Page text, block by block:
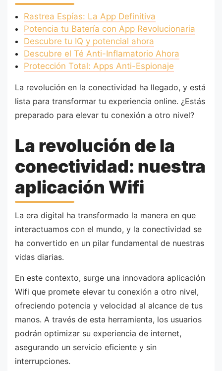
Rastrea Espías: La App Definitiva
Potencia tu Batería con App Revolucionaria
Descubre tu IQ y potencial ahora
Descubre el Té Anti-Inflamatorio Ahora
Protección Total: Apps Anti-Espionaje
La revolución en la conectividad ha llegado, y está
lista para transformar tu experiencia online. ¿Estás
preparado para elevar tu conexión a otro nivel?
La revolución de la
conectividad: nuestra
aplicación Wifi
La era digital ha transformado la manera en que
interactuamos con el mundo, y la conectividad se
ha convertido en un pilar fundamental de nuestras
vidas diarias.
En este contexto, surge una innovadora aplicación
Wifi que promete elevar tu conexión a otro nivel,
ofreciendo potencia y velocidad al alcance de tus
manos. A través de esta herramienta, los usuarios
podrán optimizar su experiencia de internet,
asegurando un servicio eficiente y sin
interrupciones.